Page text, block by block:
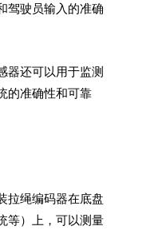
驾驶员输入的准确
器还可以用于监测
的准确性和可靠
拉绳编码器在底盘
等）上，可以测量